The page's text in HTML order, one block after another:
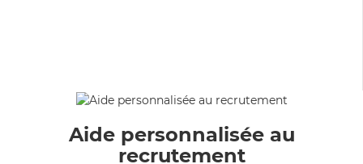
Aide personnalisée au
recrutement